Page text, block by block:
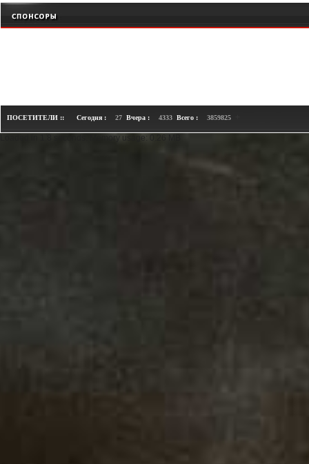
ПОСЕТИТЕЛИ :: Сегодня : 27 Вчера : 4333 Всего : 3859825
Loaded in 1.8 seconds. Memory usage: 0.26 MB